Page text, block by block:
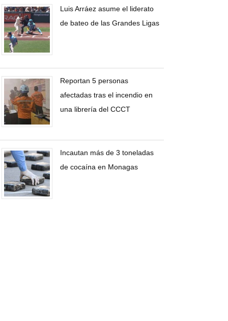
Luis Arráez asume el liderato
de bateo de las Grandes Ligas
Reportan 5 personas
afectadas tras el incendio en
una librería del CCCT
Incautan más de 3 toneladas
de cocaína en Monagas